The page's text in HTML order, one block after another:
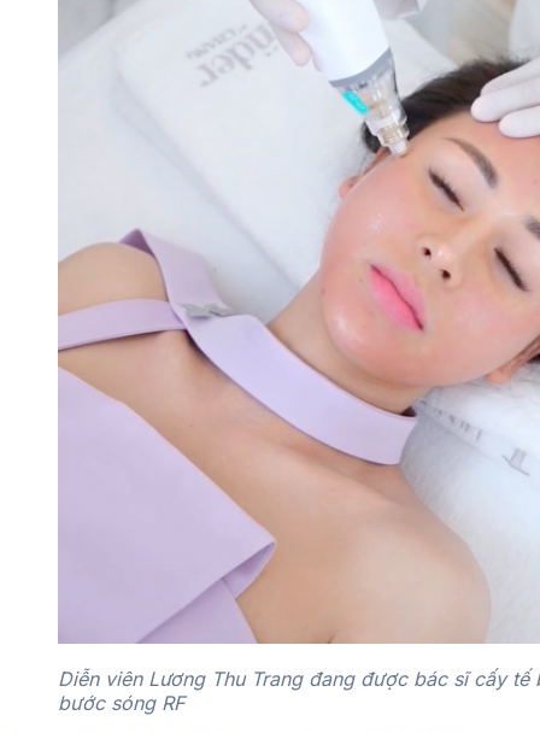
Diễn viên Lương Thu Trang đang được bác sĩ cấy
bước sóng RF